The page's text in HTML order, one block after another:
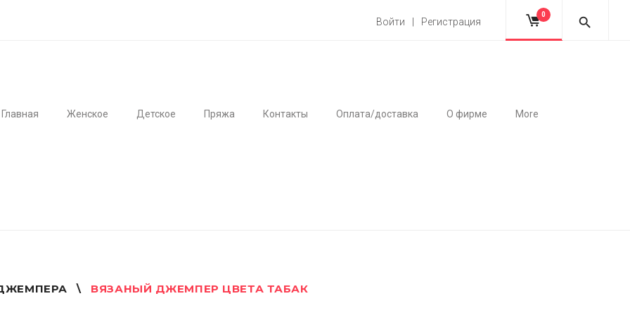
Войти | Регистрация
0
Главная Женское Детское Пряжа Контакты Оплата/доставка О фирме More
\ ВЯЗАНЫЙ ДЖЕМПЕР ЦВЕТА ТАБАК